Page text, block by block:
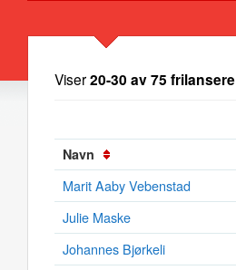
Viser20-30 av 75 frilansere
Navn
Marit Aaby Vebenstad
Julie Maske
Johannes Bjørkeli